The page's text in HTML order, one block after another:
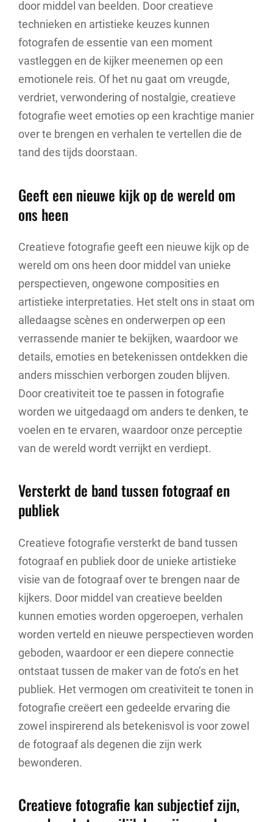
door middel van beelden. Door creatieve
technieken en artistieke keuzes kunnen
fotografen de essentie van een moment
vastleggen en de kijker meenemen op een
emotionele reis. Of het nu gaat om vreugde,
verdriet, verwondering of nostalgie, creatieve
fotografie weet emoties op een krachtige manier
over te brengen en verhalen te vertellen die de
tand des tijds doorstaan.
Geeft een nieuwe kijk op de wereld om
ons heen
Creatieve fotografie geeft een nieuwe kijk op de
wereld om ons heen door middel van unieke
perspectieven, ongewone composities en
artistieke interpretaties. Het stelt ons in staat om
alledaagse scènes en onderwerpen op een
verrassende manier te bekijken, waardoor we
details, emoties en betekenissen ontdekken die
anders misschien verborgen zouden blijven.
Door creativiteit toe te passen in fotografie
worden we uitgedaagd om anders te denken, te
voelen en te ervaren, waardoor onze perceptie
van de wereld wordt verrijkt en verdiept.
Versterkt de band tussen fotograaf en
publiek
Creatieve fotografie versterkt de band tussen
fotograaf en publiek door de unieke artistieke
visie van de fotograaf over te brengen naar de
kijkers. Door middel van creatieve beelden
kunnen emoties worden opgeroepen, verhalen
worden verteld en nieuwe perspectieven worden
geboden, waardoor er een diepere connectie
ontstaat tussen de maker van de foto’s en het
publiek. Het vermogen om creativiteit te tonen in
fotografie creëert een gedeelde ervaring die
zowel inspirerend als betekenisvol is voor zowel
de fotograaf als degenen die zijn werk
bewonderen.
Creatieve fotografie kan subjectief zijn,